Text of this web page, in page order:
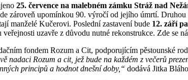
25. července na malebném zámku Stráž nad
zároveň upomínkou 90. výročí od jejího úmrtí. Druhou
manželé Kučerovi. Poslední zastavení bude 12. září
veřejnosti uzavře z důvodu nutné rekonstrukce. Zde
fondem Rozum a Cit, podporujícím pěstounské
nadaci Rozum a cit, jež bude na každém z večerů
principů a hodnot dnešní doby,“ dodává Jitka